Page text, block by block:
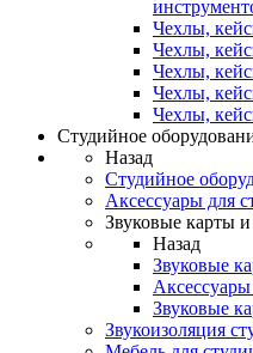
Чехлы,
Чехлы,
Чехлы,
Чехлы,
Чехлы,
Студийное
Назад
Студийное
Аксессуары для
Звуковые карты
Назад
Звуковые
Звуковые
Звукоизоляция